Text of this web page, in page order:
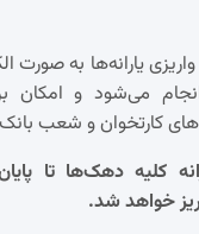
یارانه‌ها به صورت
انجام می‌شود و امکان
کارتخوان و شعب
کلیه دهک‌ها تا
خواهد شد.